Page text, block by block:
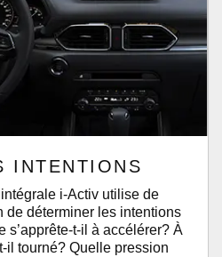
INTENTIONS
i-Activ utilise de
de déterminer les intentions
s’apprête-t-il à accélérer? À
il tourné? Quelle pression